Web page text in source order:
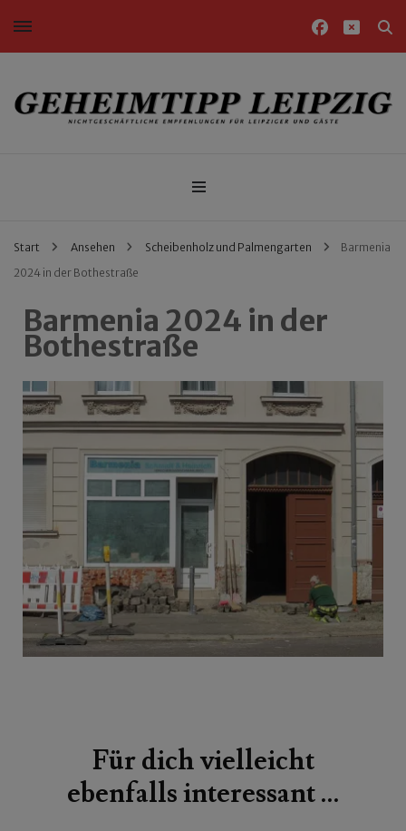
Nichtgeschäftliche Empfehlungen für Leipziger und Gäste
Start Ansehen Scheibenholz und Palmengarten
Barmenia
2024 in der Bothestraße
Barmenia 2024 in der
Bothestraße
Für dich vielleicht
ebenfalls interessant …